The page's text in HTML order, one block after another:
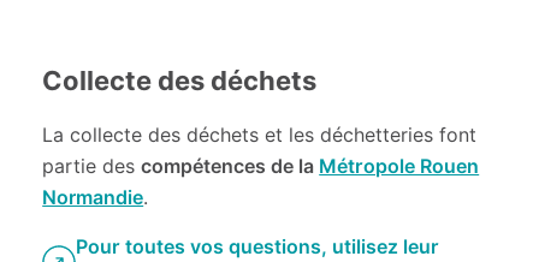
Collecte des déchets
La collecte des déchets et les déchetteries font
partie descompétences de la Métropole Rouen
Normandie.
Pour toutes vos questions, utilisez leur